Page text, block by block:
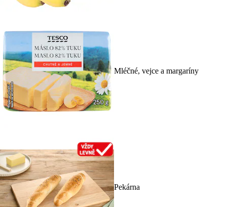
Mléčné, vejce a margaríny
Pekárna